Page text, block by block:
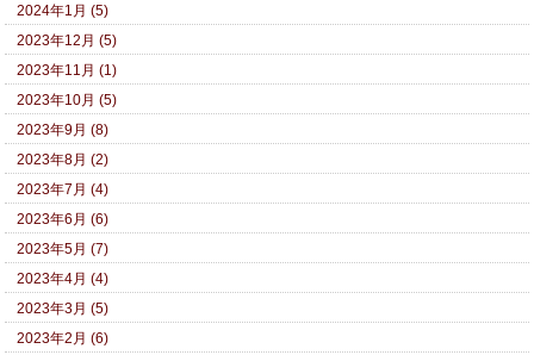
2024年1月 (5)
2023年12月 (5)
2023年11月 (1)
2023年10月 (5)
2023年9月 (8)
2023年8月 (2)
2023年7月 (4)
2023年6月 (6)
2023年5月 (7)
2023年4月 (4)
2023年3月 (5)
2023年2月 (6)